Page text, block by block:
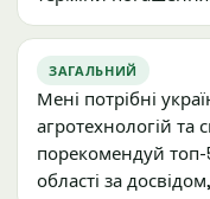
ЗАГАЛЬНИЙ
Мені потрібні
агротехнологій та
порекомендуй топ-
області за